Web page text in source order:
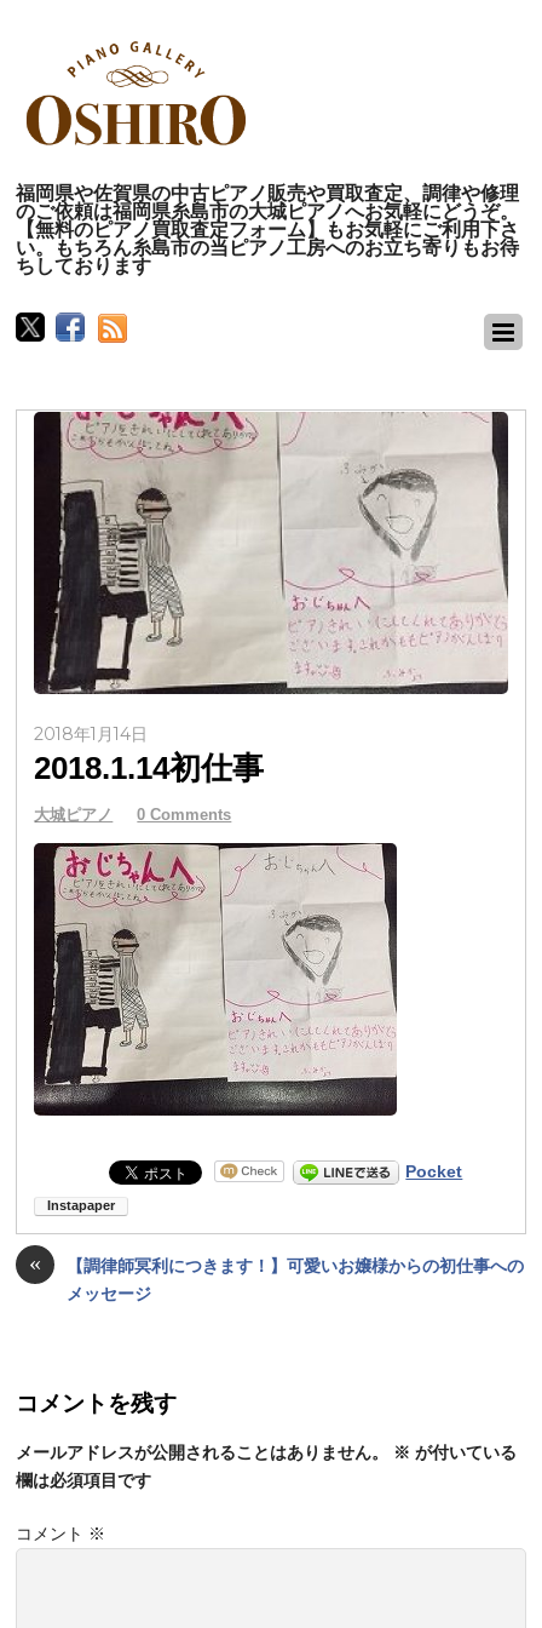
福岡県や佐賀県の中古ピアノ販売や買取査定、調律や修理
のご依頼は福岡県糸島市の大城ピアノへお気軽にどうぞ。
【無料のピアノ買取査定フォーム】もお気軽にご利用下さ
い。もちろん糸島市の当ピアノ工房へのお立ち寄りもお待
ちしております
2018年1月14日
2018.1.14初仕事
大城ピアノ 0 Comments
Pocket
«
【調律師冥利につきます！】可愛いお嬢様からの初仕事への
メッセージ
コメントを残す
メールアドレスが公開されることはありません。 ※ が付いている
欄は必須項目です
コメント ※